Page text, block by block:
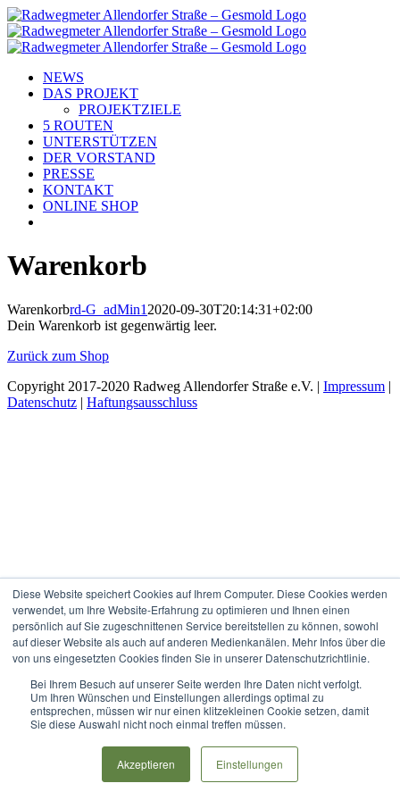
Diese Website speichert Cookies auf Ihrem Computer. Diese Cookies werden
verwendet, um Ihre Website-Erfahrung zu optimieren und Ihnen einen
persönlich auf Sie zugeschnittenen Service bereitstellen zu können, sowohl
auf dieser Website als auch auf anderen Medienkanälen. Mehr Infos über die
von uns eingesetzten Cookies finden Sie in unserer Datenschutzrichtlinie.
Bei Ihrem Besuch auf unserer Seite werden Ihre Daten nicht verfolgt.
Um Ihren Wünschen und Einstellungen allerdings optimal zu
entsprechen, müssen wir nur einen klitzekleinen Cookie setzen, damit
Sie diese Auswahl nicht noch einmal treffen müssen.
Akzeptieren Einstellungen
Skip
to
content
NEWS
DAS PROJEKT
PROJEKTZIELE
5 ROUTEN
UNTERSTÜTZEN
DER VORSTAND
PRESSE
KONTAKT
ONLINE SHOP
Warenkorb
Warenkorbrd-G_adMin1 2020-09-30T20:14:31+02:00
Dein Warenkorb ist gegenwärtig leer.
Zurück zum Shop
Copyright 2017-2020 Radweg Allendorfer Straße e.V. | Impressum |
Datenschutz | Haftungsausschluss